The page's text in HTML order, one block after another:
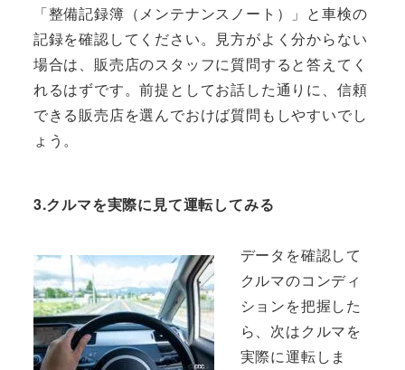
「整備記録簿（メンテナンスノート）」と車検の
記録を確認してください。見方がよく分からない
場合は、販売店のスタッフに質問すると答えてく
れるはずです。前提としてお話した通りに、信頼
できる販売店を選んでおけば質問もしやすいでし
ょう。
3.クルマを実際に見て運転してみる
データを確認して
クルマのコンディ
ションを把握した
ら、次はクルマを
実際に運転しま